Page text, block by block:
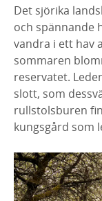
Det sjörika
och spännande
vandra i ett hav
sommaren
reservatet.
slott, som
rullstolsburen
kungsgård som